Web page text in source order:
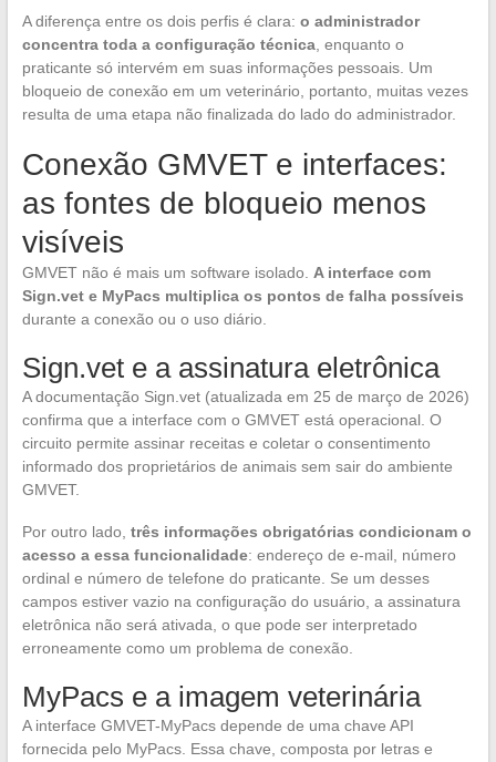
A diferença entre os dois perfis é clara: o administrador
concentra toda a configuração técnica, enquanto o
praticante só intervém em suas informações pessoais. Um
bloqueio de conexão em um veterinário, portanto, muitas vezes
resulta de uma etapa não finalizada do lado do administrador.
Conexão GMVET e interfaces:
as fontes de bloqueio menos
visíveis
GMVET não é mais um software isolado. A interface com
Sign.vet e MyPacs multiplica os pontos de falha possíveis
durante a conexão ou o uso diário.
Sign.vet e a assinatura eletrônica
A documentação Sign.vet (atualizada em 25 de março de 2026)
confirma que a interface com o GMVET está operacional. O
circuito permite assinar receitas e coletar o consentimento
informado dos proprietários de animais sem sair do ambiente
GMVET.
Por outro lado, três informações obrigatórias condicionam o
acesso a essa funcionalidade: endereço de e-mail, número
ordinal e número de telefone do praticante. Se um desses
campos estiver vazio na configuração do usuário, a assinatura
eletrônica não será ativada, o que pode ser interpretado
erroneamente como um problema de conexão.
MyPacs e a imagem veterinária
A interface GMVET-MyPacs depende de uma chave API
fornecida pelo MyPacs. Essa chave, composta por letras e